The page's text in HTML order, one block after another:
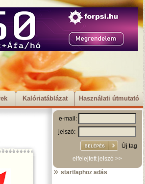
Kalóriatáblázat Használati útmutató
e-mail:
jelszó:
Új tag
elfelejtett jelszó >>
startlaphoz adás